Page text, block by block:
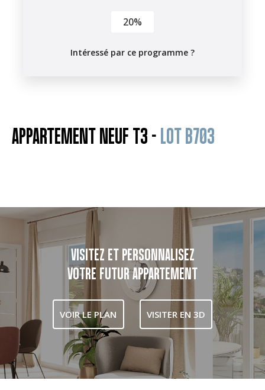
20%
Intéressé par ce programme ?
APPARTEMENT NEUF T3 - LOT B703
VISITEZ ET PERSONNALISEZ
VOTRE FUTUR APPARTEMENT
VOIR LE PLAN VISITER EN 3D